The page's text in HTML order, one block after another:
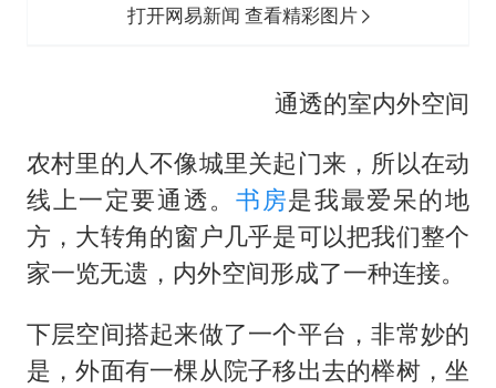
打开网易新闻 查看精彩图片
通透的室内外空间
农村里的人不像城里关起门来，所以在动
线上一定要通透。 书房是我最爱呆的地
方，大转角的窗户几乎是可以把我们整个
家一览无遗，内外空间形成了一种连接。
下层空间搭起来做了一个平台，非常妙的
是，外面有一棵从院子移出去的榉树，坐